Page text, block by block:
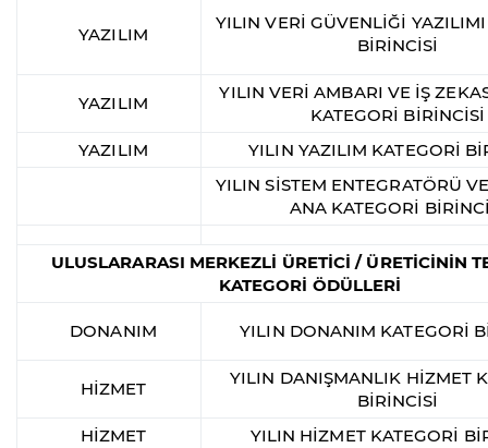
YAZILIM
YILIN VERİ GÜVENLİĞİ
BİRİNCİSİ
YAZILIM
YILIN VERİ AMBARI VE İŞ
KATEGORİ BİRİNCİSİ
YAZILIM
YILIN YAZILIM KATEGORİ
YILIN SİSTEM ENTEGRATÖRÜ
ANA KATEGORİ
ULUSLARARASI MERKEZLİ ÜRETİCİ / ÜRETİCİNİN
KATEGORİ ÖDÜLLERİ
DONANIM YILIN DONANIM KATEGORİ
HİZMET
YILIN DANIŞMANLIK HİZMET
BİRİNCİSİ
HİZMET
YILIN HİZMET KATEGORİ